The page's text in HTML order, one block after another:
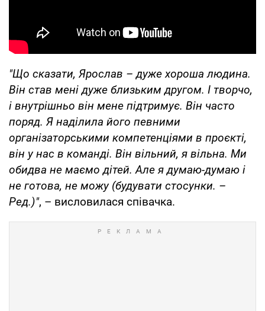
"Що сказати, Ярослав – дуже хороша людина.
Він став мені дуже близьким другом. І творчо,
і внутрішньо він мене підтримує. Він часто
поряд. Я наділила його певними
організаторськими компетенціями в проєкті,
він у нас в команді. Він вільний, я вільна. Ми
обидва не маємо дітей. Але я думаю-думаю і
не готова, не можу (будувати стосунки. –
Ред.)", – висловилася співачка.